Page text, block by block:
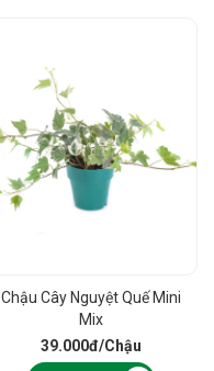
Chậu Cây Nguyệt Quế Mini
Mix
39.000đ/Chậu